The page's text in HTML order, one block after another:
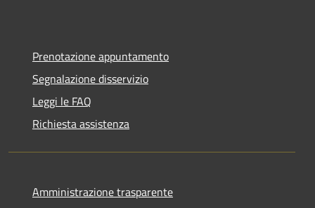
Prenotazione appuntamento
Segnalazione disservizio
Leggi le FAQ
Richiesta assistenza
Amministrazione trasparente